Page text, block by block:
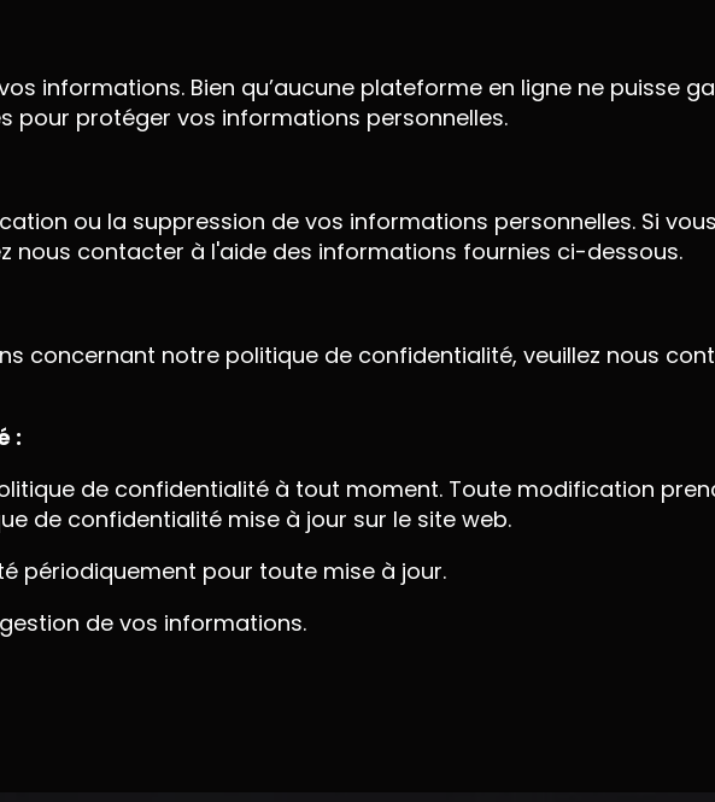
informations. Bien qu’aucune plateforme en ligne ne puisse
pour protéger vos informations personnelles.
ou la suppression de vos informations personnelles. Si
nous contacter à l'aide des informations fournies ci-dessous.
concernant notre politique de confidentialité, veuillez nous
:
de confidentialité à tout moment. Toute modification
de confidentialité mise à jour sur le site web.
périodiquement pour toute mise à jour.
gestion de vos informations.